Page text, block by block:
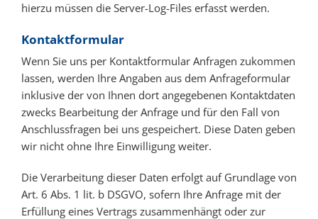
hierzu müssen die Server-Log-Files erfasst werden.
Kontaktformular
Wenn Sie uns per Kontaktformular Anfragen zukommen
lassen, werden Ihre Angaben aus dem Anfrageformular
inklusive der von Ihnen dort angegebenen Kontaktdaten
zwecks Bearbeitung der Anfrage und für den Fall von
Anschlussfragen bei uns gespeichert. Diese Daten geben
wir nicht ohne Ihre Einwilligung weiter.
Die Verarbeitung dieser Daten erfolgt auf Grundlage von
Art. 6 Abs. 1 lit. b DSGVO, sofern Ihre Anfrage mit der
Erfüllung eines Vertrags zusammenhängt oder zur